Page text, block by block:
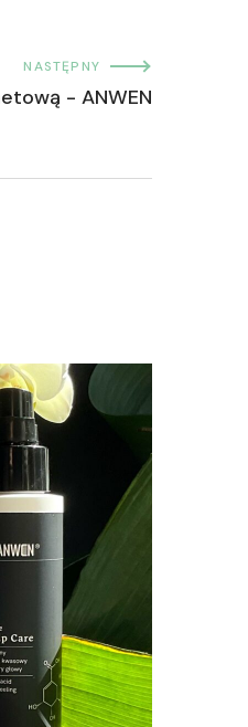
NASTĘPNY
- ANWEN